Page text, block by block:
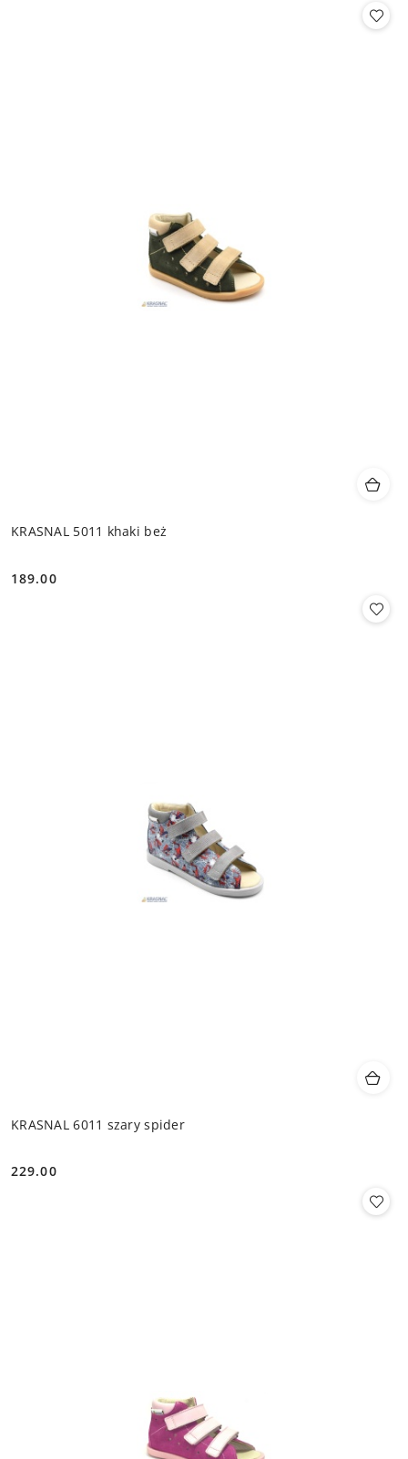
KRASNAL 5011 khaki beż
Cena:
189.00
KRASNAL 6011 szary spider
Cena:
229.00